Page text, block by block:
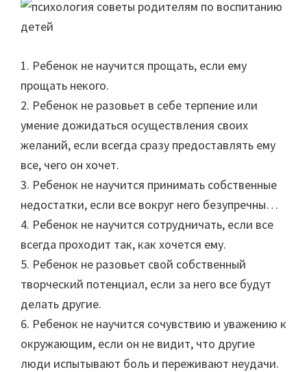
1. Ребенок не научится прощать, если ему
прощать некого.
2. Ребенок не разовьет в себе терпение или
умение дожидаться осуществления своих
желаний, если всегда сразу предоставлять ему
все, чего он хочет.
3. Ребенок не научится принимать собственные
недостатки, если все вокруг него безупречны…
4. Ребенок не научится сотрудничать, если все
всегда проходит так, как хочется ему.
5. Ребенок не разовьет свой собственный
творческий потенциал, если за него все будут
делать другие.
6. Ребенок не научится сочувствию и уважению к
окружающим, если он не видит, что другие
люди испытывают боль и переживают неудачи.